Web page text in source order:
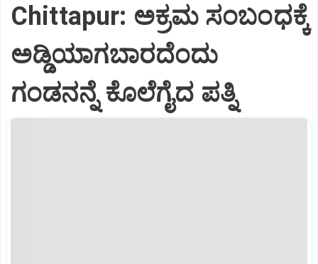
Chittapur: ಅಕ್ರಮ ಸಂಬಂಧಕ್ಕೆ
ಅಡ್ಡಿಯಾಗಬಾರದೆಂದು
ಗಂಡನನ್ನೆ ಕೊಲೆಗೈದ ಪತ್ನಿ